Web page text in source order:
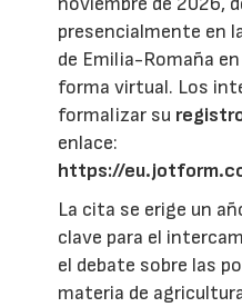
presencialmente en
de Emilia-Romaña
forma virtual. Los
formalizar su
enlace:
https://
La cita se erige un
clave para el
el debate sobre las
materia de